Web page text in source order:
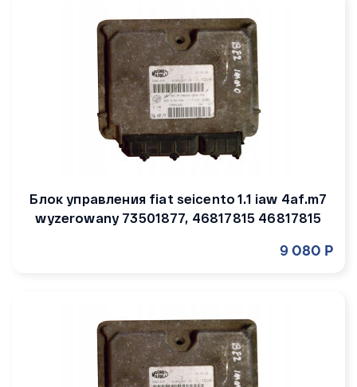
Блок управления fiat seicento 1.1 iaw 4af.m7
wyzerowany 73501877, 46817815 46817815
9 080 Р